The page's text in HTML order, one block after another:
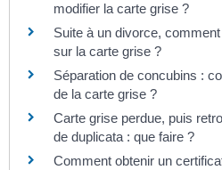
modifier la carte grise ?
Suite à un divorce,
sur la carte grise ?
Séparation de concubins :
de la carte grise ?
Carte grise perdue, puis
de duplicata : que faire ?
Comment obtenir un